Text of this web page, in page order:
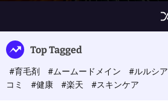
S
h
e
Top Tagged
#育毛剤 #ムームードメイン #ルルシア
コミ
#健康 #楽天 #スキンケア